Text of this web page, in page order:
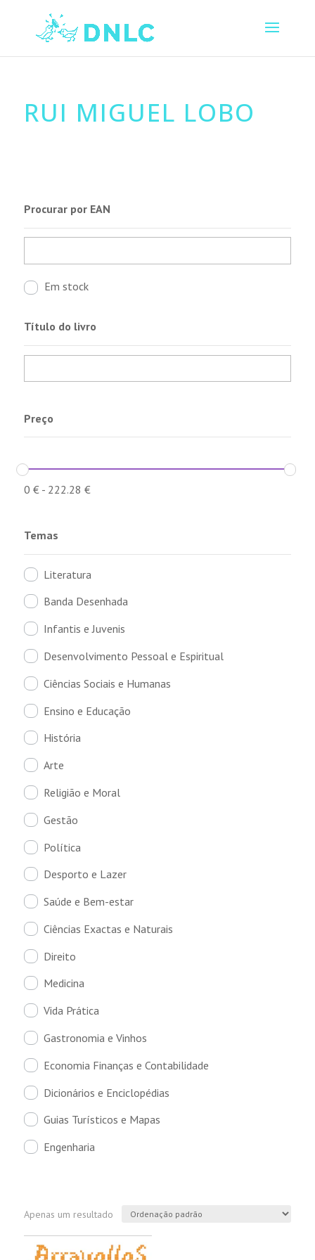
RUI MIGUEL LOBO
Procurar por EAN
Em stock
Título do livro
Preço
0 €- 222.28 €
Temas
Literatura
Banda Desenhada
Infantis e Juvenis
Desenvolvimento Pessoal e Espiritual
Ciências Sociais e Humanas
Ensino e Educação
História
Arte
Religião e Moral
Gestão
Política
Desporto e Lazer
Saúde e Bem-estar
Ciências Exactas e Naturais
Direito
Medicina
Vida Prática
Gastronomia e Vinhos
Economia Finanças e Contabilidade
Dicionários e Enciclopédias
Guias Turísticos e Mapas
Engenharia
Apenas um resultado